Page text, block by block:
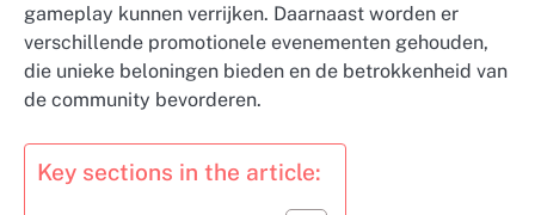
gameplay kunnen verrijken. Daarnaast worden er
verschillende promotionele evenementen gehouden,
die unieke beloningen bieden en de betrokkenheid van
de community bevorderen.
Key sections in the article: